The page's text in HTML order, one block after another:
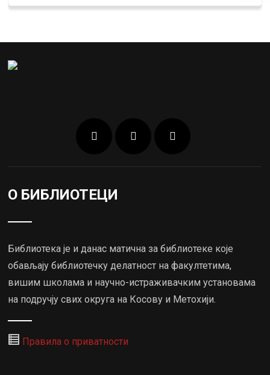
О БИБЛИОТЕЦИ
Библиотека је и данас матична за библиотеке које
обављају библиотечку делатност на факултетима,
вишим школама и научно-истраживачким установама
на подручју свих округа на Косову и Метохији.
Правила о приватности